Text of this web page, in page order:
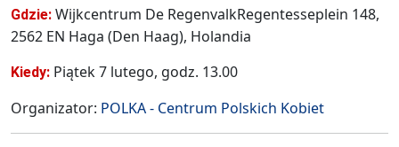
Gdzie: Wijkcentrum De RegenvalkRegentesseplein 148,
2562 EN Haga (Den Haag), Holandia
Kiedy: Piątek 7 lutego, godz. 13.00
Organizator: POLKA - Centrum Polskich Kobiet